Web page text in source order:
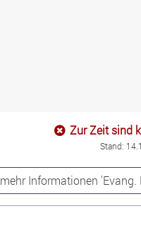
Zur Zeit sind
Stand:
mehr Informationen